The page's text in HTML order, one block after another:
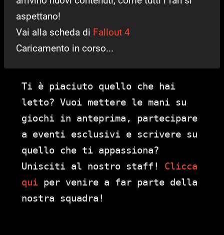
aspettano!
Vai alla scheda di Fallout 4
Caricamento in corso...
Ti è piaciuto quello che hai
letto? Vuoi mettere le mani su
giochi in anteprima, partecipare
a eventi esclusivi e scrivere su
quello che ti appassiona?
Unisciti al nostro staff! Clicca
qui per venire a far parte della
nostra squadra!